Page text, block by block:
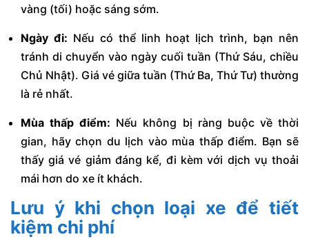
vàng (tối) hoặc sáng sớm.
Ngày đi: Nếu có thể linh hoạt lịch trình, bạn nên
tránh di chuyển vào ngày cuối tuần (Thứ Sáu, chiều
Chủ Nhật). Giá vé giữa tuần (Thứ Ba, Thứ Tư) thường
là rẻ nhất.
Mùa thấp điểm: Nếu không bị ràng buộc về thời
gian, hãy chọn du lịch vào mùa thấp điểm. Bạn sẽ
thấy giá vé giảm đáng kể, đi kèm với dịch vụ thoải
mái hơn do xe ít khách.
Lưu ý khi chọn loại xe để tiết
kiệm chi phí